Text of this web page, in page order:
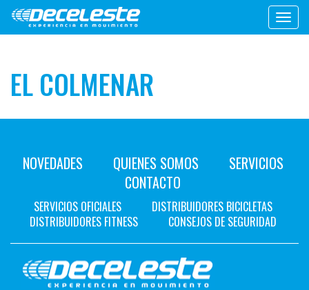
EL COLMENAR
NOVEDADES QUIENES SOMOS
SERVICIOS
CONTACTO
SERVICIOS OFICIALES
DISTRIBUIDORES BICICLETAS
DISTRIBUIDORES FITNESS
CONSEJOS DE SEGURIDAD